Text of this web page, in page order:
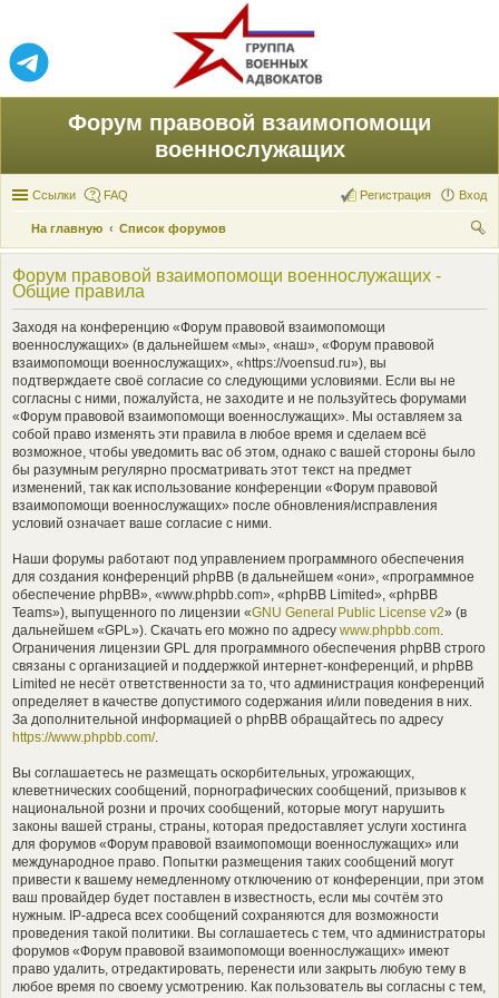
Форум правовой взаимопомощи
военнослужащих
Ссылки FAQ Вход
Регистрация
На главную
Список форумов
ои
Форум правовой взаимопомощи военнослужащих -
Общие правила
Заходя на конференцию «Форум правовой взаимопомощи
военнослужащих» (в дальнейшем «мы», «наш», «Форум правовой
взаимопомощи военнослужащих», «https://voensud.ru»), вы
подтверждаете своё согласие со следующими условиями. Если вы не
согласны с ними, пожалуйста, не заходите и не пользуйтесь форумами
«Форум правовой взаимопомощи военнослужащих». Мы оставляем за
собой право изменять эти правила в любое время и сделаем всё
возможное, чтобы уведомить вас об этом, однако с вашей стороны было
бы разумным регулярно просматривать этот текст на предмет
изменений, так как использование конференции «Форум правовой
взаимопомощи военнослужащих» после обновления/исправления
условий означает ваше согласие с ними.
Наши форумы работают под управлением программного обеспечения
для создания конференций phpBB (в дальнейшем «они», «программное
обеспечение phpBB», «www.phpbb.com», «phpBB Limited», «phpBB
Teams»), выпущенного по лицензии «GNU General Public License v2» (в
дальнейшем «GPL»). Скачать его можно по адресу www.phpbb.com.
Ограничения лицензии GPL для программного обеспечения phpBB строго
связаны с организацией и поддержкой интернет-конференций, и phpBB
Limited не несёт ответственности за то, что администрация конференций
определяет в качестве допустимого содержания и/или поведения в них.
За дополнительной информацией о phpBB обращайтесь по адресу
https://www.phpbb.com/.
Вы соглашаетесь не размещать оскорбительных, угрожающих,
клеветнических сообщений, порнографических сообщений, призывов к
национальной розни и прочих сообщений, которые могут нарушить
законы вашей страны, страны, которая предоставляет услуги хостинга
для форумов «Форум правовой взаимопомощи военнослужащих» или
международное право. Попытки размещения таких сообщений могут
привести к вашему немедленному отключению от конференции, при этом
ваш провайдер будет поставлен в известность, если мы сочтём это
нужным. IP-адреса всех сообщений сохраняются для возможности
проведения такой политики. Вы соглашаетесь с тем, что администраторы
форумов «Форум правовой взаимопомощи военнослужащих» имеют
право удалить, отредактировать, перенести или закрыть любую тему в
любое время по своему усмотрению. Как пользователь вы согласны с тем,